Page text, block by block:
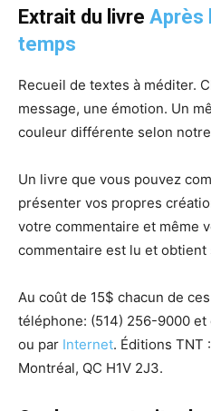
Extrait du livre Après
temps
Recueil de textes à méditer.
message, une émotion. Un
couleur différente selon notre
Un livre que vous pouvez
présenter vos propres
votre commentaire et même
commentaire est lu et obtient
Au coût de 15$ chacun de
téléphone: (514) 256-9000 et
ou par Internet. Éditions TNT
Montréal, QC H1V 2J3.